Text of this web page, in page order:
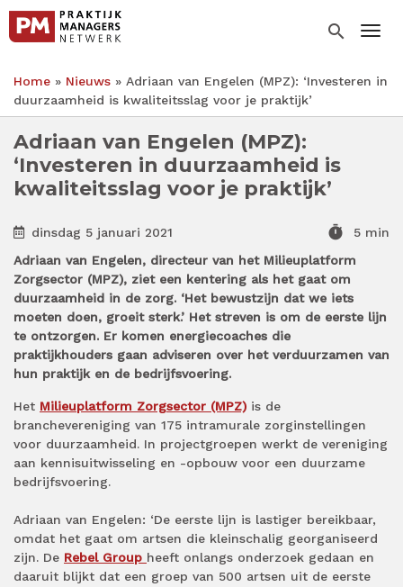
Overslaan
naar
inhoud
gaan
search
Kruimelpad
Home Nieuws
Adriaan van Engelen (MPZ): ‘Investeren in
duurzaamheid is kwaliteitsslag voor je praktijk’
Adriaan van Engelen (MPZ):
‘Investeren in duurzaamheid is
kwaliteitsslag voor je praktijk’
dinsdag 5 januari 2021 timer
5 min
Adriaan van Engelen, directeur van het Milieuplatform
Zorgsector (MPZ), ziet een kentering als het gaat om
duurzaamheid in de zorg. ‘Het bewustzijn dat we iets
moeten doen, groeit sterk.’ Het streven is om de eerste lijn
te ontzorgen. Er komen energiecoaches die
praktijkhouders gaan adviseren over het verduurzamen van
hun praktijk en de bedrijfsvoering.
Het Milieuplatform Zorgsector (MPZ) is de
branchevereniging van 175 intramurale zorginstellingen
voor duurzaamheid. In projectgroepen werkt de vereniging
aan kennisuitwisseling en -opbouw voor een duurzame
bedrijfsvoering.
Adriaan van Engelen: ‘De eerste lijn is lastiger bereikbaar,
omdat het gaat om artsen die kleinschalig georganiseerd
zijn. De Rebel Group heeft onlangs onderzoek gedaan en
daaruit blijkt dat een groep van 500 artsen uit de eerste